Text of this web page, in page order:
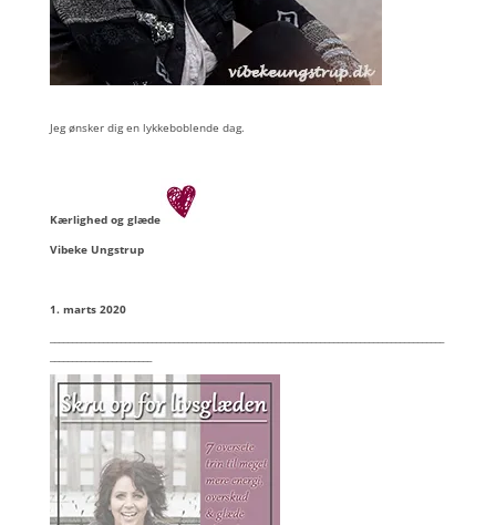
Jeg ønsker dig en lykkeboblende dag.
Kærlighed og glæde
Vibeke Ungstrup
1. marts 2020